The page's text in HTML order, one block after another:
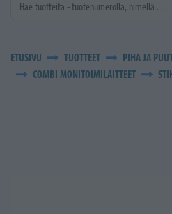
ETUSIVU TUOTTEET
PIHA JA
COMBI MONITOIMILAITTEET